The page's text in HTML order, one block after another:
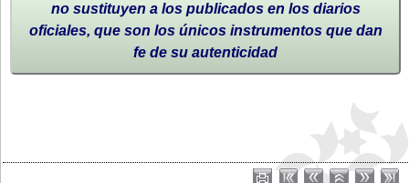
no sustituyen a los publicados en los diarios
oficiales, que son los únicos instrumentos que dan
fe de su autenticidad